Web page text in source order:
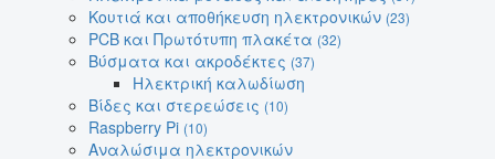
Κουτιά και αποθήκευση ηλεκτρονικών (23)
PCB και Πρωτότυπη πλακέτα (32)
Βύσματα και ακροδέκτες (37)
Ηλεκτρική καλωδίωση
Βίδες και στερεώσεις (10)
Raspberry Pi (10)
Αναλώσιμα ηλεκτρονικών